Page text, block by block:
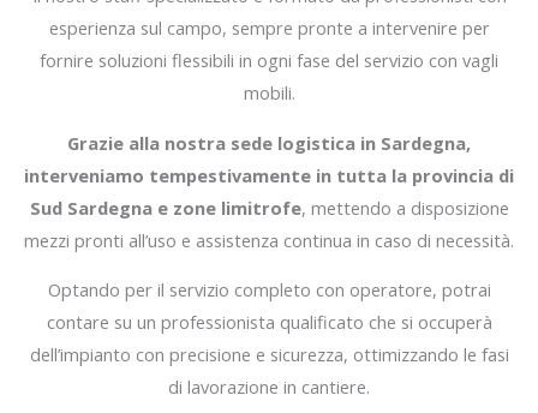
esperienza sul campo, sempre pronte a intervenire per
fornire soluzioni flessibili in ogni fase del servizio con vagli
mobili.
Grazie alla nostra sede logistica in Sardegna,
interveniamo tempestivamente in tutta la provincia di
Sud Sardegna e zone limitrofe, mettendo a disposizione
mezzi pronti all’uso e assistenza continua in caso di necessità.
Optando per il servizio completo con operatore, potrai
contare su un professionista qualificato che si occuperà
dell’impianto con precisione e sicurezza, ottimizzando le fasi
di lavorazione in cantiere.